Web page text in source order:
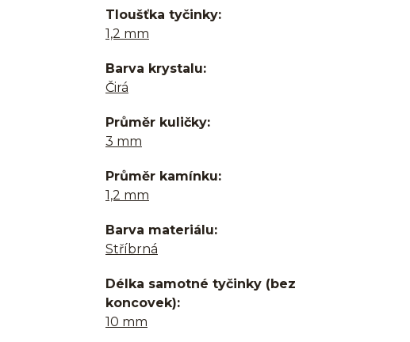
Tloušťka tyčinky
1,2 mm
Barva krystalu
Čirá
Průměr kuličky
3 mm
Průměr kamínku
1,2 mm
Barva materiálu
Stříbrná
Délka samotné tyčinky (bez
koncovek)
10 mm